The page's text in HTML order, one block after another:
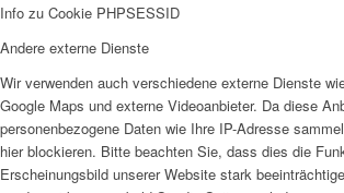
Info zu Cookie PHPSESSID
Andere externe Dienste
Wir verwenden auch verschiedene externe Dienste
Google Maps und externe Videoanbieter. Da diese
personenbezogene Daten wie Ihre IP-Adresse
hier blockieren. Bitte beachten Sie, dass dies die
Erscheinungsbild unserer Website stark